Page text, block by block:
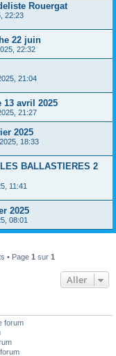
Rouergat
22:23
22 juin
22:32
21:04
13 avril 2025
21:27
2025
18:33
BALLASTIERES 2
11:41
2025
08:01
• Page 1 sur 1
Aller
forum